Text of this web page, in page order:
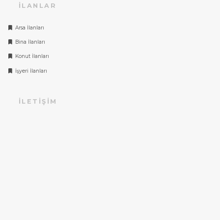
İLANLAR
Arsa İlanları
Bina İlanları
Konut İlanları
İşyeri İlanları
İLETIŞIM